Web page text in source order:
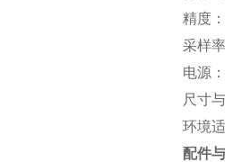
精度‌
采样
电源‌
尺寸
环境
配件